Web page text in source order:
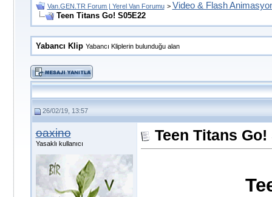
Van.GEN.TR Forum | Yerel Van Forumu > Video & Flash
Teen Titans Go! S05E22
Yabancı Klip Yabancı Kliplerin bulunduğu alan
26/02/19, 13:57
oaxino
Yasaklı kullanıcı Teen Titans Go!